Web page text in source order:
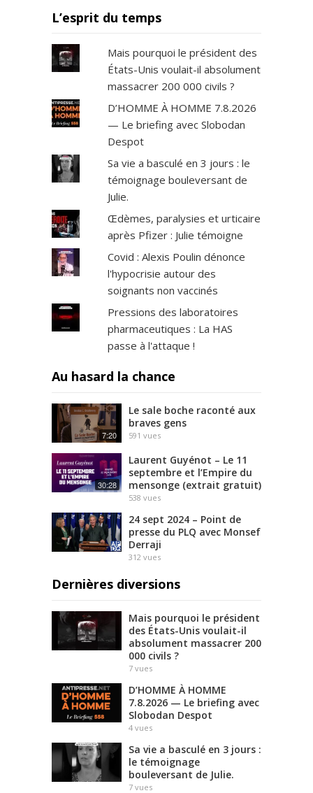
L’esprit du temps
Mais pourquoi le président des
États-Unis voulait-il absolument
massacrer 200 000 civils ?
D’HOMME À HOMME 7.8.2026
— Le briefing avec Slobodan
Despot
Sa vie a basculé en 3 jours : le
témoignage bouleversant de
Julie.
Œdèmes, paralysies et urticaire
après Pfizer : Julie témoigne
Covid : Alexis Poulin dénonce
l'hypocrisie autour des
soignants non vaccinés
Pressions des laboratoires
pharmaceutiques : La HAS
passe à l'attaque !
Au hasard la chance
7:20
Le sale boche raconté aux
braves gens
591 vues
30:28
Laurent Guyénot – Le 11
septembre et l’Empire du
mensonge (extrait gratuit)
538 vues
24 sept 2024 – Point de
presse du PLQ avec Monsef
Derraji
312 vues
Dernières diversions
Mais pourquoi le président
des États-Unis voulait-il
absolument massacrer 200
000 civils ?
7 vues
D’HOMME À HOMME
7.8.2026 — Le briefing avec
Slobodan Despot
4 vues
Sa vie a basculé en 3 jours :
le témoignage
bouleversant de Julie.
7 vues